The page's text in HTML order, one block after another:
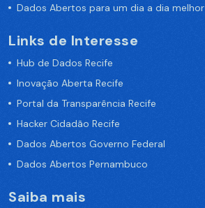
Dados Abertos para um dia a dia melhor
Links de Interesse
Hub de Dados Recife
Inovação Aberta Recife
Portal da Transparência Recife
Hacker Cidadão Recife
Dados Abertos Governo Federal
Dados Abertos Pernambuco
Saiba mais